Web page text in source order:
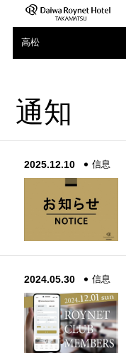
高松
通知
2025.12.10 信息
2024.05.30 信息